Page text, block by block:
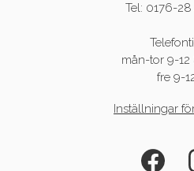
Tel: 0176-
mån-tor 9-12
fre 9-
Inställningar